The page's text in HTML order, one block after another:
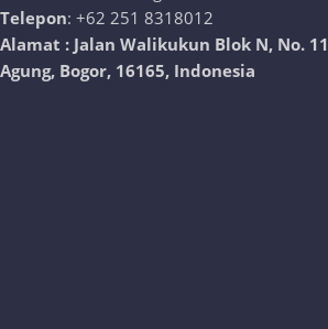
Telepon: +62 251 8318012
Alamat : Jalan Walikukun Blok N, No.
Agung, Bogor, 16165, Indonesia